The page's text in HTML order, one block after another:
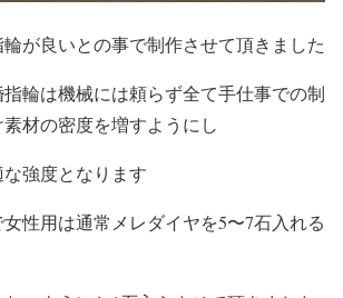
が良いとの事で制作させて頂きました
輪は機械には頼らず全て手仕事での制
材の密度を増すようにし
強度となります
性用は通常メレダイヤを5〜7石入れる